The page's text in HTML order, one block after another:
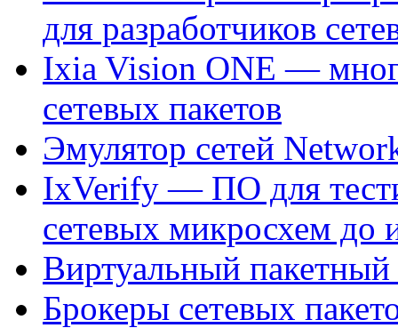
для разработчиков
Ixia Vision ONE —
сетевых пакетов
Эмулятор сетей
IxVerify — ПО для
сетевых микросхем до
Виртуальный
Брокеры сетевых